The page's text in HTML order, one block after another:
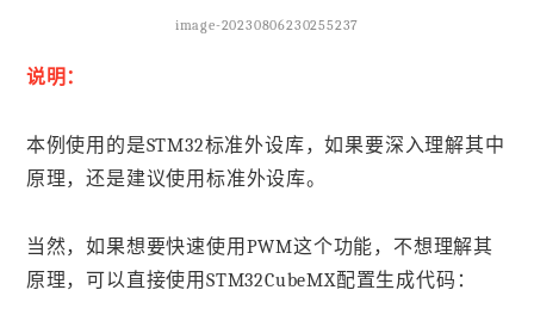
image-20230806230255237
说明：
本例使用的是STM32标准外设库，如果要深入理解其中
原理，还是建议使用标准外设库。
当然，如果想要快速使用PWM这个功能，不想理解其
原理，可以直接使用STM32CubeMX配置生成代码：